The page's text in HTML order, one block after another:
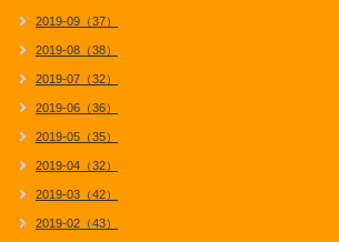
2019-09（37）
2019-08（38）
2019-07（32）
2019-06（36）
2019-05（35）
2019-04（32）
2019-03（42）
2019-02（43）